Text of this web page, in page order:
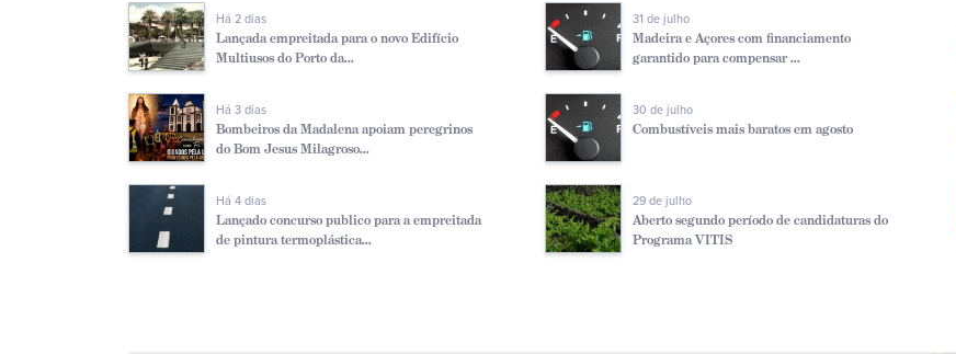
Há 2 dias
Lançada empreitada para o novo Edifício
Multiusos do Porto da...
Há 3 dias
Bombeiros da Madalena apoiam peregrinos
do Bom Jesus Milagroso...
Há 4 dias
Lançado concurso publico para a empreitada
de pintura termoplástica...
31 de julho
Madeira e Açores com financiamento
garantido para compensar ...
30 de julho
Combustíveis mais baratos em agosto
29 de julho
Aberto segundo período de candidaturas do
Programa VITIS